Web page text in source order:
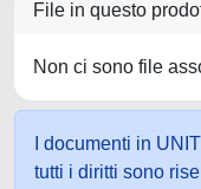
File in questo
Non ci sono file
I documenti in
tutti i diritti sono